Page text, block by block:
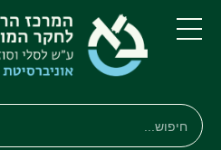
תפריט
חיפוש
Search